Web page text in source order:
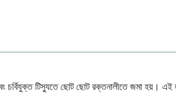
টিস্যুতে ছোট ছোট রক্তনালীতে জমা হয়। এই